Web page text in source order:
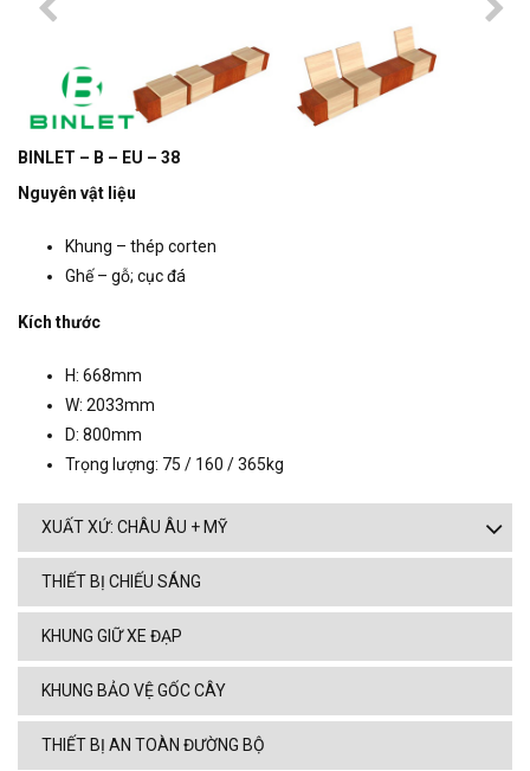
BINLET – B – EU – 38
Nguyên vật liệu
Khung – thép corten
Ghế – gỗ; cục đá
Kích thước
H: 668mm
W: 2033mm
D: 800mm
Trọng lượng: 75 / 160 / 365kg
XUẤT XỨ: CHÂU ÂU + MỸ
THIẾT BỊ CHIẾU SÁNG
KHUNG GIỮ XE ĐẠP
KHUNG BẢO VỆ GỐC CÂY
THIẾT BỊ AN TOÀN ĐƯỜNG BỘ